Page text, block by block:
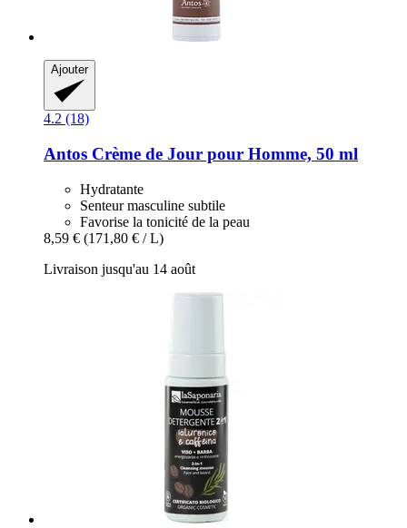
Ajouter
4.2 (18)
Antos Crème de Jour pour Homme, 50 ml
Hydratante
Senteur masculine subtile
Favorise la tonicité de la peau
8,59 € (171,80 € / L)
Livraison jusqu'au 14 août